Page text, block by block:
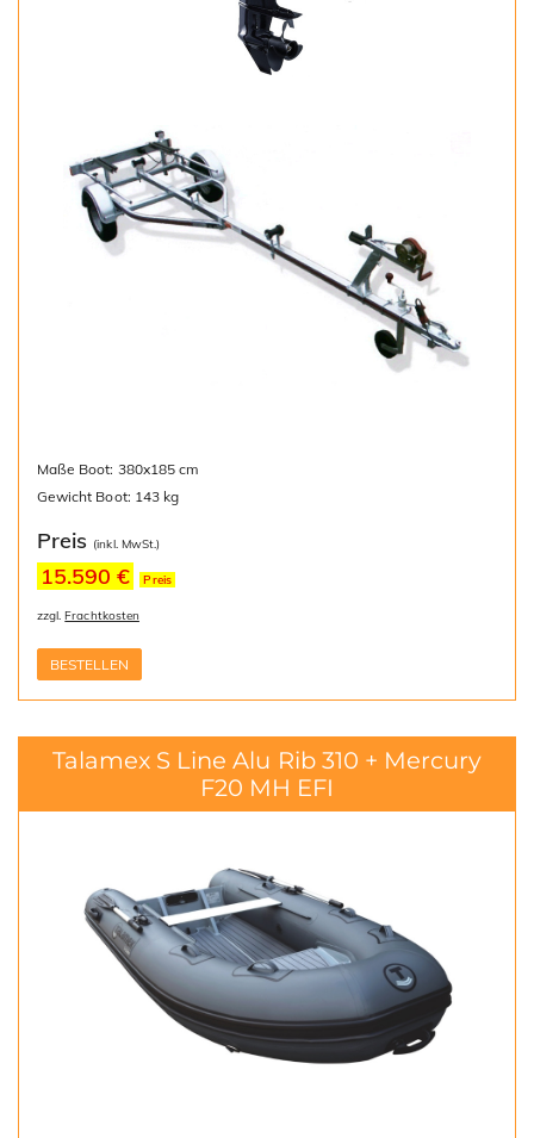
Maße Boot: 380x185 cm
Gewicht Boot: 143 kg
Preis (inkl. MwSt.)
15.590 € Preis
zzgl.Frachtkosten
BESTELLEN
Talamex S Line Alu Rib 310 + Mercury
F20 MH EFI